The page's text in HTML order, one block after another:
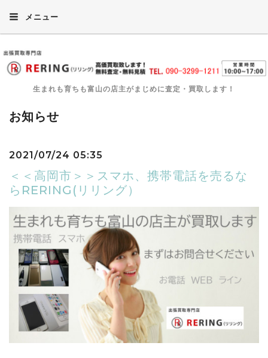
メニュー
生まれも育ちも富山の店主がまじめに査定・買取します！
お知らせ
2021/07/24 05:35
＜＜高岡市＞＞スマホ、携帯電話を売るな
らRERING(リリング）